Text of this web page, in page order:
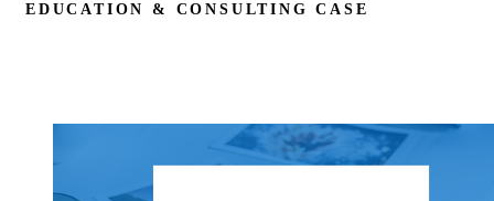
EDUCATION & CONSULTING CASE